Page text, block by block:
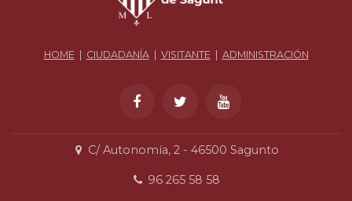
HOME| CIUDADANÍA| VISITANTE| ADMINISTRACIÓN
C/ Autonomía, 2 - 46500 Sagunto
96 265 58 58